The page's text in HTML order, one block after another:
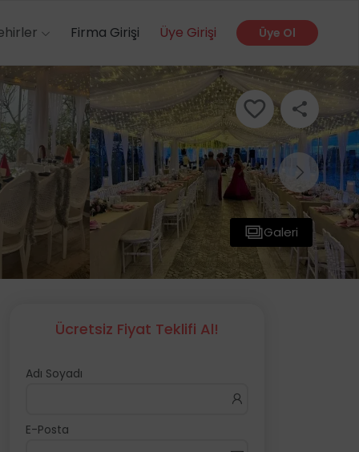
Firma Girişi Üye Girişi Üye Ol
Galeri
Ücretsiz Fiyat Teklifi Al!
Adı Soyadı
E-Posta